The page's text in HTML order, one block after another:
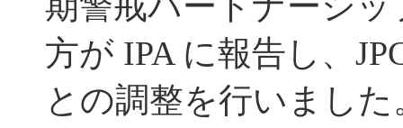
方が IPA に報告し、
との調整を行いました